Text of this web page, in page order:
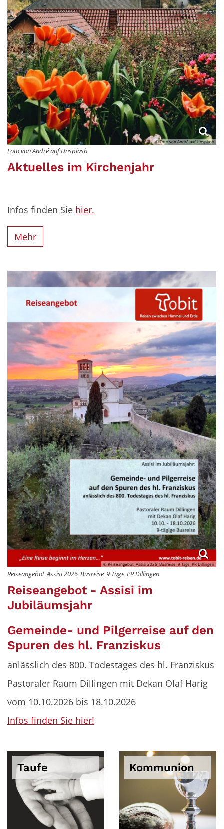
© Foto von André auf Unsplash
Foto von André auf Unsplash
Aktuelles im Kirchenjahr
Infos finden Sie hier.
Mehr
© Reiseangebot_Assisi 2026_Busreise_9 Tage_PR Dillingen
Reiseangebot_Assisi 2026_Busreise_9 Tage_PR Dillingen
Reiseangebot - Assisi im
Jubiläumsjahr
Gemeinde- und Pilgerreise auf den
Spuren des hl. Franziskus
anlässlich des 800. Todestages des hl. Franziskus
Pastoraler Raum Dillingen mit Dekan Olaf Harig
vom 10.10.2026 bis 18.10.2026
Infos finden Sie hier!
Taufe Kommunion